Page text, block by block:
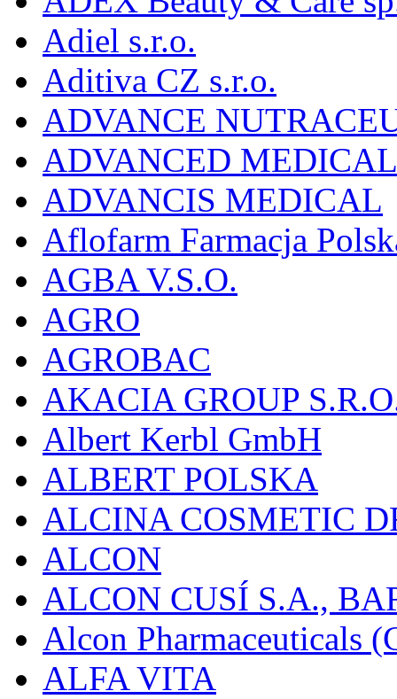
Adiel s.r.o.
Aditiva CZ s.r.o.
ADVANCE
ADVANCED
ADVANCIS MEDICAL
Aflofarm Farmacja
AGBA V.S.O.
AGRO
AGROBAC
AKACIA GROUP
Albert Kerbl GmbH
ALBERT POLSKA
ALCINA COSMETIC
ALCON
ALCON CUSÍ S.A.,
Alcon Pharmaceuticals
ALFA VITA